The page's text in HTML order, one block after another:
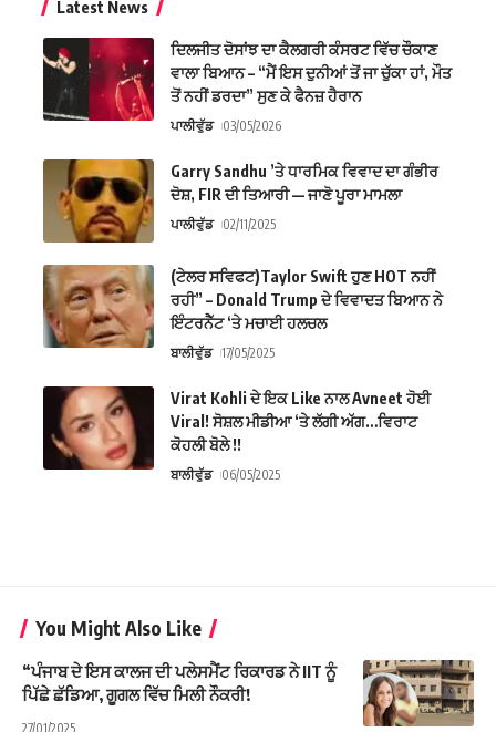
Latest News
ਦਿਲਜੀਤ ਦੋਸਾਂਝ ਦਾ ਕੈਲਗਰੀ ਕੰਸਰਟ ਵਿੱਚ ਚੌਕਾਣ
ਵਾਲਾ ਬਿਆਨ – “ਮੈਂ ਇਸ ਦੁਨੀਆਂ ਤੋਂ ਜਾ ਚੁੱਕਾ ਹਾਂ, ਮੌਤ
ਤੋਂ ਨਹੀਂ ਡਰਦਾ” ਸੁਣ ਕੇ ਫੈਨਜ਼ ਹੈਰਾਨ
ਪਾਲੀਵੁੱਡ 03/05/2026
Garry Sandhu ’ਤੇ ਧਾਰਮਿਕ ਵਿਵਾਦ ਦਾ ਗੰਭੀਰ
ਦੋਸ਼, FIR ਦੀ ਤਿਆਰੀ — ਜਾਣੋ ਪੂਰਾ ਮਾਮਲਾ
ਪਾਲੀਵੁੱਡ 02/11/2025
(ਟੇਲਰ ਸਵਿਫਟ)Taylor Swift ਹੁਣ HOT ਨਹੀਂ
ਰਹੀ” – Donald Trump ਦੇ ਵਿਵਾਦਤ ਬਿਆਨ ਨੇ
ਇੰਟਰਨੈੱਟ ‘ਤੇ ਮਚਾਈ ਹਲਚਲ
ਬਾਲੀਵੁੱਡ 17/05/2025
Virat Kohli ਦੇ ਇਕ Like ਨਾਲ Avneet ਹੋਈ
Viral! ਸੋਸ਼ਲ ਮੀਡੀਆ ‘ਤੇ ਲੱਗੀ ਅੱਗ…ਵਿਰਾਟ
ਕੋਹਲੀ ਬੋਲੇ !!
ਬਾਲੀਵੁੱਡ 06/05/2025
You Might Also Like
“ਪੰਜਾਬ ਦੇ ਇਸ ਕਾਲਜ ਦੀ ਪਲੇਸਮੈਂਟ ਰਿਕਾਰਡ ਨੇ IIT ਨੂੰ
ਪਿੱਛੇ ਛੱਡਿਆ, ਗੂਗਲ ਵਿੱਚ ਮਿਲੀ ਨੌਕਰੀ!
27/01/2025